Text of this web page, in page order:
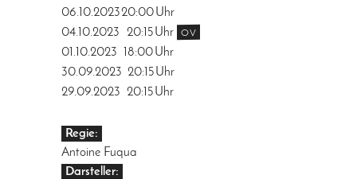
06.10.202320:00Uhr
04.10.2023
20:15Uhr OV
01.10.2023 18:00Uhr
30.09.2023 20:15Uhr
29.09.2023 20:15Uhr
Regie:
Antoine Fuqua
Darsteller: